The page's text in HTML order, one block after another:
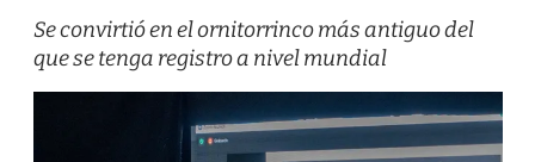
Se convirtió en el ornitorrinco más antiguo del
que se tenga registro a nivel mundial